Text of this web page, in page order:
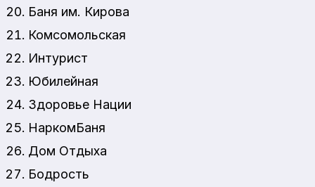
Баня им. Кирова
Комсомольская
Интурист
Юбилейная
Здоровье Нации
НаркомБаня
Дом Отдыха
Бодрость